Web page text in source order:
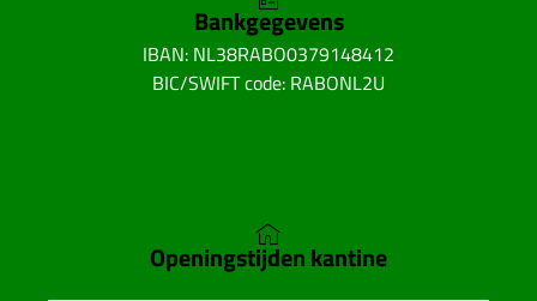
Bankgegevens
IBAN: NL38RABO0379148412
BIC/SWIFT code: RABONL2U
Openingstijden kantine